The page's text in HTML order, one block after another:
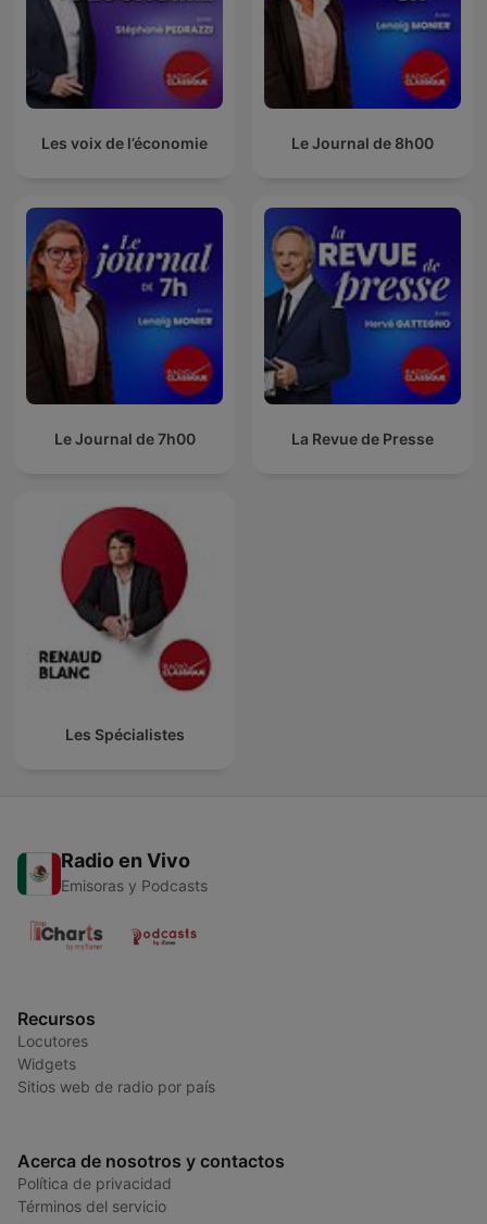
Les voix de l’économie Le Journal de 8h00
Le Journal de 7h00 La Revue de Presse
Les Spécialistes
Radio en Vivo
Emisoras y Podcasts
Recursos
Locutores
Widgets
Sitios web de radio por país
Acerca de nosotros y contactos
Política de privacidad
Términos del servicio